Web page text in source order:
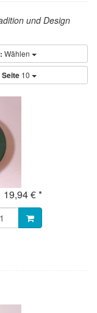
und Design
Wählen
10
19,94 € *